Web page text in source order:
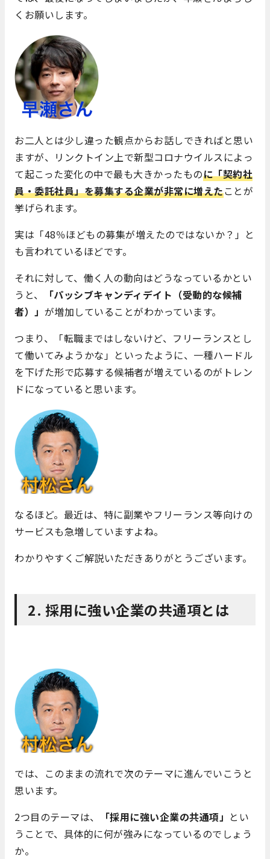
くお願いします。
お二人とは少し違った観点からお話しできればと思い
ますが、リンクトイン上で新型コロナウイルスによっ
て起こった変化の中で最も大きかったものに「契約社
員・委託社員」を募集する企業が非常に増えたことが
挙げられます。
実は「48％ほどもの募集が増えたのではないか？」と
も言われているほどです。
それに対して、働く人の動向はどうなっているかとい
うと、
「パッシブキャンディデイト（受動的な候補
者）」 が増加していることがわかっています。
つまり、「転職まではしないけど、フリーランスとし
て働いてみようかな」といったように、一種ハードル
を下げた形で応募する候補者が増えているのがトレン
ドになっていると思います。
なるほど。最近は、特に副業やフリーランス等向けの
サービスも急増していますよね。
わかりやすくご解説いただきありがとうございます。
2. 採用に強い企業の共通項とは
では、このままの流れで次のテーマに進んでいこうと
思います。
2つ目のテーマは、
「採用に強い企業の共通項」 とい
うことで、具体的に何が強みになっているのでしょう
か。